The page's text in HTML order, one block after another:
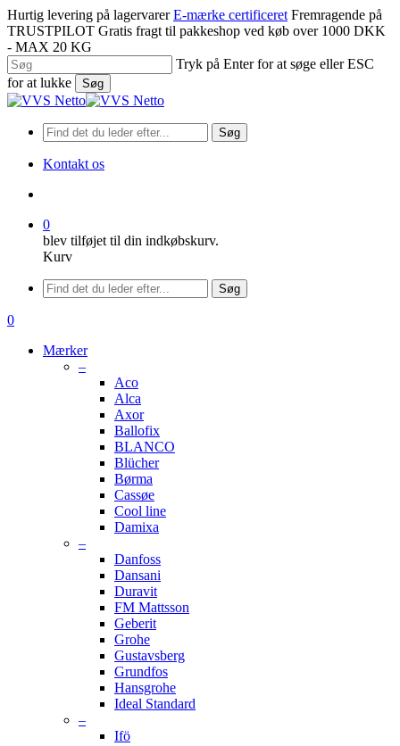
Spring
til
hovedindhold
Hurtig levering på lagervarer E-mærke certificeret Fremragende på
TRUSTPILOT Gratis fragt til pakkeshop ved køb over 1000 DKK
- MAX 20 KG
Tryk på Enter for at søge eller ESC
for at lukke
Søg
Luk
Søg
Kontakt os
0
blev tilføjet til din indkøbskurv.
Kurv
Menu
Søg
søge
0
Mærker
–
Aco
Alca
Axor
Ballofix
BLANCO
Blücher
Børma
Cassøe
Cool line
Damixa
–
Danfoss
Dansani
Duravit
FM Mattsson
Geberit
Grohe
Gustavsberg
Grundfos
Hansgrohe
Ideal Standard
–
Ifö